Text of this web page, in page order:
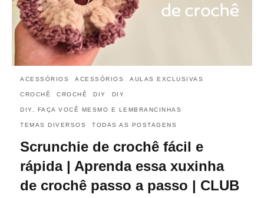
ACESSÓRIOS ACESSÓRIOS AULAS EXCLUSIVAS
CROCHÊ CROCHÊ DIY DIY
DIY, FAÇA VOCÊ MESMO E LEMBRANCINHAS
TEMAS DIVERSOS TODAS AS POSTAGENS
Scrunchie de crochê fácil e
rápida | Aprenda essa xuxinha
de crochê passo a passo | CLUB